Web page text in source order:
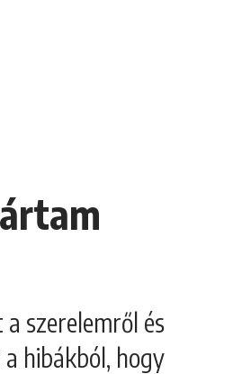
szerelemről és
hibákból, hogy